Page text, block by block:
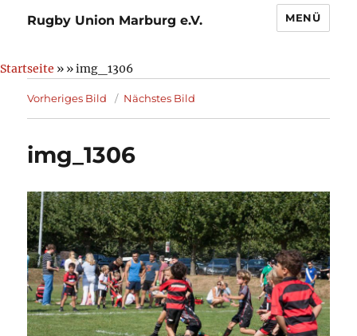
Rugby Union Marburg e.V. MENÜ
Startseite » » img_1306
Vorheriges Bild Nächstes Bild
img_1306